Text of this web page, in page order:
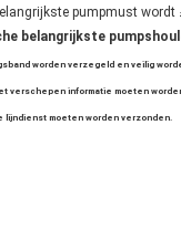
pumpmust wordt
belangrijkste
worden verzegeld en veilig
verschepen informatie moeten
lijndienst moeten worden verzonden.